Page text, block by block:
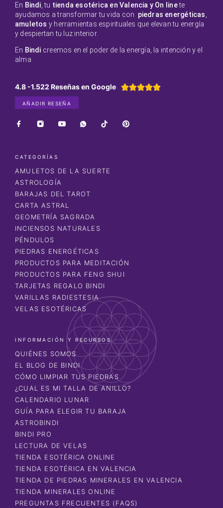
En Bindi , tu tienda esotérica en Valencia y On linete
ayudamos a transformar tu vida con piedras energéticas
amuletos y herramientas espirituales que elevan tu energía
y despiertan tu luz interior.
En Bindi creemos en el poder de la energía, la intención y el
alma
4.8 -1.522 Reseñas en Google 
AÑADIR RESEÑA
CATEGORÍAS
AMULETOS DE LA SUERTE
ASTROLOGÍA
BARAJAS DEL TAROT
CARTA ASTRAL
GEOMETRÍA SAGRADA
INCIENSOS NATURALES
PÉNDULOS
PIEDRAS ENERGÉTICAS
PRODUCTOS PARA MEDITACIÓN
PRODUCTOS PARA FENG SHUI
TARJETAS REGALO BINDI
VARILLAS RADIESTESIA
VELAS ESOTÉRICAS
INFORMACIÓN Y RECURSOS
QUIÉNES SOMOS
EL BLOG DE BINDI
CÓMO LIMPIAR TUS PIEDRAS
¿CUAL ES MI TALLA DE ANILLO?
CALENDARIO LUNAR
GUÍA PARA ELEGIR TU BARAJA
ASTROBINDI
BINDI PRO
LECTURA DE VELAS
TIENDA ESOTÉRICA ONLINE
TIENDA ESOTÉRICA EN VALENCIA
TIENDA DE PIEDRAS MINERALES EN VALENCIA
TIENDA MINERALES ONLINE
PREGUNTAS FRECUENTES (FAQS)